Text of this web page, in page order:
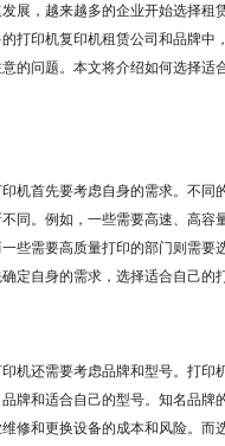
展，越来越多的企业开始选择租
打印机复印机租赁公司和品牌中
的问题。本文将介绍如何选择适
机首先要考虑自身的需求。不同
同。例如，一些需要高速、高容
些需要高质量打印的部门则需要
定自身的需求，选择适合自己的
机还需要考虑品牌和型号。打印
牌和适合自己的型号。知名品牌
修和更换设备的成本和风险。而